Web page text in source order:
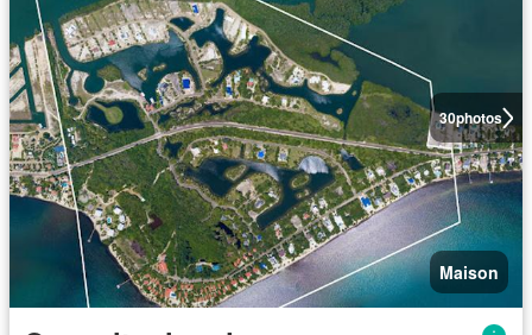
30photos
Maison